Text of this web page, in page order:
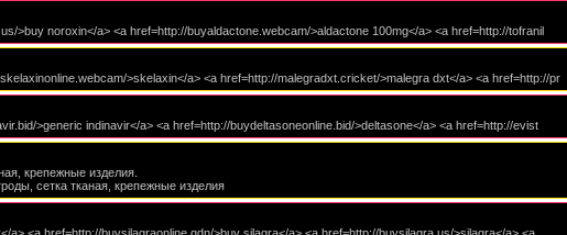
>buy noroxin</a> <a href=http://buyaldactone.webcam/>aldactone 100mg</a> <a href=http://tofranil
>skelaxin</a> <a href=http://malegradxt.cricket/>malegra dxt</a> <a href=http://pr
>generic indinavir</a> <a href=http://buydeltasoneonline.bid/>deltasone</a> <a href=http://evist
крепежные изделия.
сетка тканая, крепежные изделия